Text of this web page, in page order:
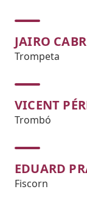
JAIRO
Trompeta
VICENT
Trombó
EDUARD
Fiscorn